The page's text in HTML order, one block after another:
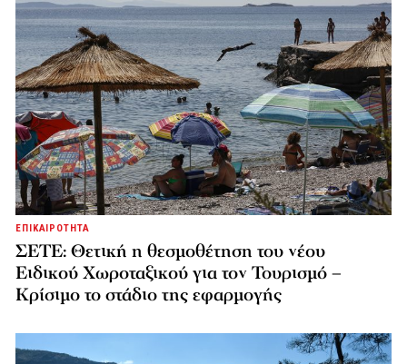
ΕΠΙΚΑΙΡΟΤΗΤΑ
ΣΕΤΕ: Θετική η θεσμοθέτηση του νέου
Ειδικού Χωροταξικού για τον Τουρισμό –
Κρίσιμο το στάδιο της εφαρμογής